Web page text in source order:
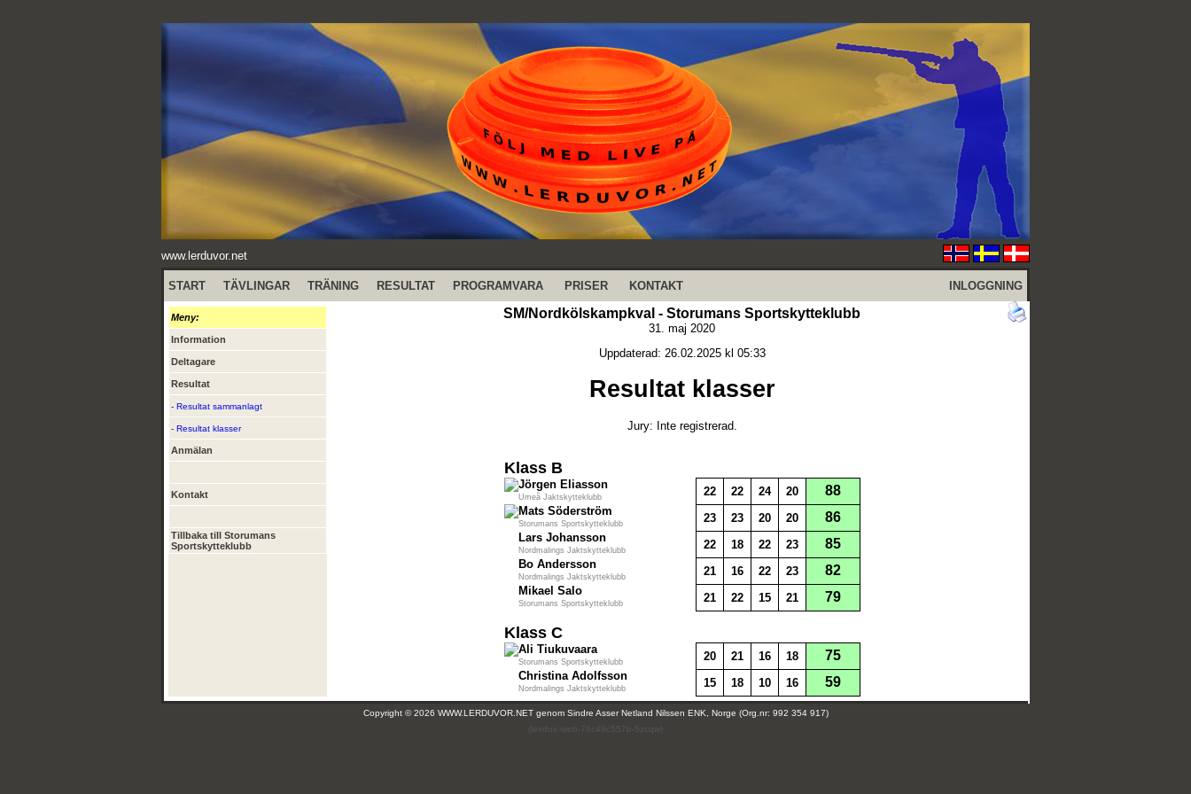
www.lerduvor.net
START TÄVLINGAR TRÄNING RESULTAT PROGRAMVARA PRISER KONTAKT INLOGGNING
Meny:
Information
Deltagare
Resultat
- Resultat sammanlagt
- Resultat klasser
Anmälan
Kontakt
Tillbaka till Storumans
Sportskytteklubb
SM/Nordkölskampkval - Storumans Sportskytteklubb
31. maj 2020
Uppdaterad: 26.02.2025 kl 05:33
Resultat klasser
Jury: Inte registrerad.
Klass B
Jörgen Eliasson
Umeå Jaktskytteklubb 22 22 24 20 88
Mats Söderström
Storumans Sportskytteklubb 23 23 20 20 86
Lars Johansson
Nordmalings Jaktskytteklubb 22 18 22 23 85
Bo Andersson
Nordmalings Jaktskytteklubb 21 16 22 23 82
Mikael Salo
Storumans Sportskytteklubb 21 22 15 21 79
Klass C
Ali Tiukuvaara
Storumans Sportskytteklubb 20 21 16 18 75
Christina Adolfsson
Nordmalings Jaktskytteklubb 15 18 10 16 59
Copyright © 2026 WWW.LERDUVOR.NET genom Sindre Asser Netland Nilssen ENK, Norge (Org.nr: 992 354 917)
(leirdue-web-76c49c557b-5zcqw)